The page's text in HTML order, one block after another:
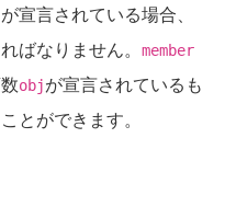
宣言されている場合、
ばなりません。
member
objが宣言されているも
とができます。